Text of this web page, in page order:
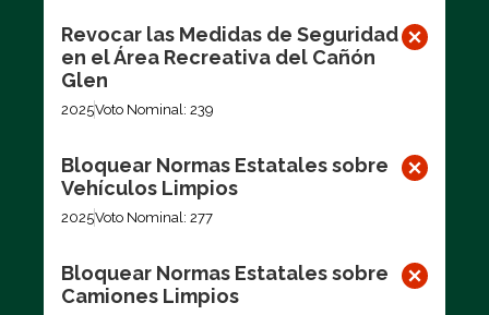
Revocar las Medidas de Seguridad
en el Área Recreativa del Cañón
Glen
2025Voto Nominal: 239
Bloquear Normas Estatales sobre
Vehículos Limpios
2025Voto Nominal: 277
Bloquear Normas Estatales sobre
Camiones Limpios